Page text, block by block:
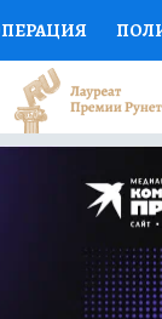
СПОРТ
НА СПОРТ